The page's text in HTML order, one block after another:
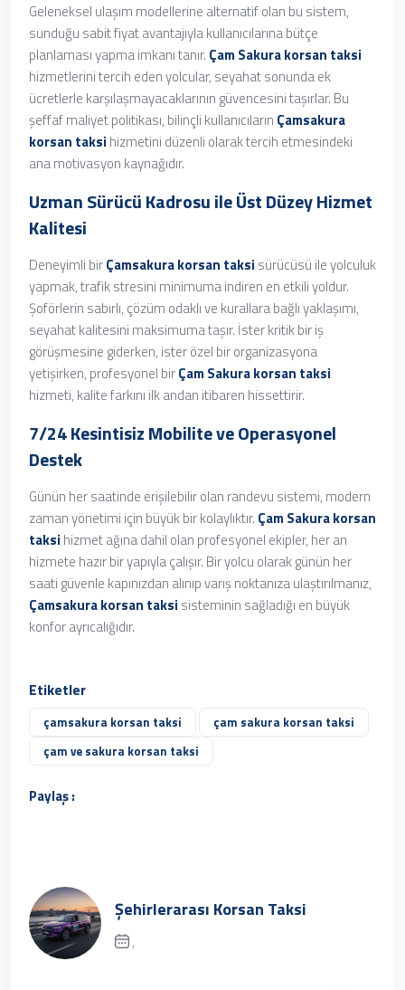
Geleneksel ulaşım modellerine alternatif olan bu sistem,
sunduğu sabit fiyat avantajıyla kullanıcılarına bütçe
planlaması yapma imkanı tanır. Çam Sakura korsan taksi
hizmetlerini tercih eden yolcular, seyahat sonunda ek
ücretlerle karşılaşmayacaklarının güvencesini taşırlar. Bu
şeffaf maliyet politikası, bilinçli kullanıcıların Çamsakura
korsan taksi hizmetini düzenli olarak tercih etmesindeki
ana motivasyon kaynağıdır.
Uzman Sürücü Kadrosu ile Üst Düzey Hizmet
Kalitesi
Deneyimli birÇamsakura korsan taksi sürücüsü ile yolculuk
yapmak, trafik stresini minimuma indiren en etkili yoldur.
Şoförlerin sabırlı, çözüm odaklı ve kurallara bağlı yaklaşımı,
seyahat kalitesini maksimuma taşır. İster kritik bir iş
görüşmesine giderken, ister özel bir organizasyona
yetişirken, profesyonel birÇam Sakura korsan taksi
hizmeti, kalite farkını ilk andan itibaren hissettirir.
7/24 Kesintisiz Mobilite ve Operasyonel
Destek
Günün her saatinde erişilebilir olan randevu sistemi, modern
zaman yönetimi için büyük bir kolaylıktır. Çam Sakura korsan
taksi hizmet ağına dahil olan profesyonel ekipler, her an
hizmete hazır bir yapıyla çalışır. Bir yolcu olarak günün her
saati güvenle kapınızdan alınıp varış noktanıza ulaştırılmanız,
Çamsakura korsan taksi sisteminin sağladığı en büyük
konfor ayrıcalığıdır.
Etiketler
çamsakura korsan taksi
çam sakura korsan taksi
çam ve sakura korsan taksi
Paylaş :
Şehirlerarası Korsan Taksi
,